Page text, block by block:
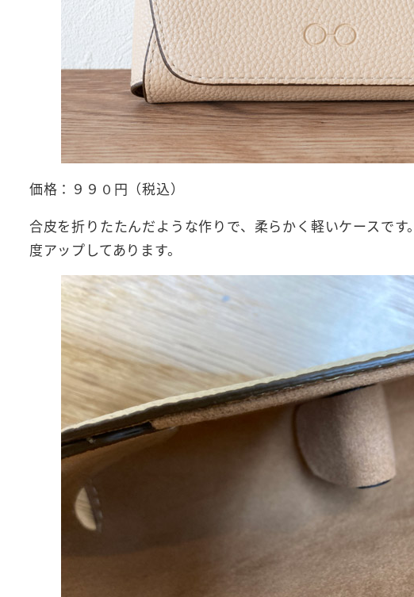
価格：９９０円（税込）
合皮を折りたたんだような作りで、柔らかく軽いケースで
度アップしてあります。